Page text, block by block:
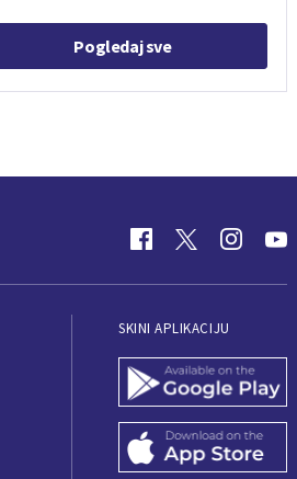
Pogledaj sve
SKINI APLIKACIJU